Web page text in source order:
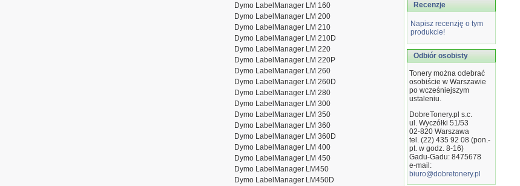
Dymo LabelManager LM 160
Dymo LabelManager LM 200
Dymo LabelManager LM 210
Dymo LabelManager LM 210D
Dymo LabelManager LM 220
Dymo LabelManager LM 220P
Dymo LabelManager LM 260
Dymo LabelManager LM 260D
Dymo LabelManager LM 280
Dymo LabelManager LM 300
Dymo LabelManager LM 350
Dymo LabelManager LM 360
Dymo LabelManager LM 360D
Dymo LabelManager LM 400
Dymo LabelManager LM 450
Dymo LabelManager LM450
Dymo LabelManager LM450D
Recenzje
Napisz recenzję o tym
produkcie!
Odbiór osobisty
Tonery można odebrać
osobiście w Warszawie
po wcześniejszym
ustaleniu.
DobreTonery.pl s.c.
ul. Wyczółki 51/53
02-820 Warszawa
tel. (22) 435 92 08 (pon.-
pt. w godz. 8-16)
Gadu-Gadu: 8475678
e-mail:
biuro@dobretonery.pl